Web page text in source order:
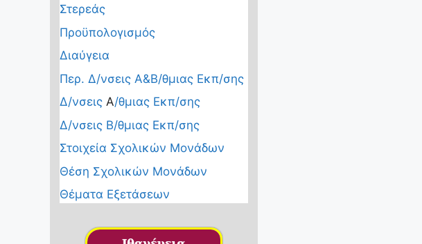
Στερεάς
Προϋπολογισμός
Διαύγεια
Περ. Δ/νσεις Α&Β/θμιας Εκπ/σης
Δ/νσεις Α/θμιας Εκπ/σης
Δ/νσεις Β/θμιας Εκπ/σης
Στοιχεία Σχολικών Μονάδων
Θέση Σχολικών Μονάδων
Θέματα Εξετάσεων